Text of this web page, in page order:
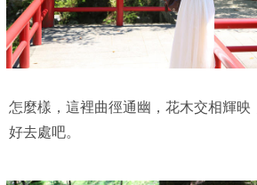
怎麼樣，這裡曲徑通幽，花木交相輝映
好去處吧。